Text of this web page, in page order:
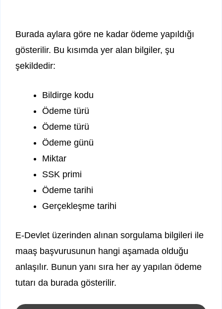
Burada aylara göre ne kadar ödeme yapıldığı
gösterilir. Bu kısımda yer alan bilgiler, şu
şekildedir:
Bildirge kodu
Ödeme türü
Ödeme türü
Ödeme günü
Miktar
SSK primi
Ödeme tarihi
Gerçekleşme tarihi
E-Devlet üzerinden alınan sorgulama bilgileri ile
maaş başvurusunun hangi aşamada olduğu
anlaşılır. Bunun yanı sıra her ay yapılan ödeme
tutarı da burada gösterilir.